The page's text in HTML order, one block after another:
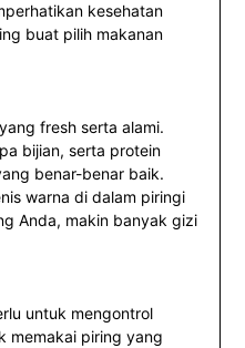
kesehatan
buat pilih makanan
fresh serta alami.
bijian, serta protein
benar-benar baik.
warna di dalam piringi
Anda, makin banyak gizi
untuk mengontrol
memakai piring yang